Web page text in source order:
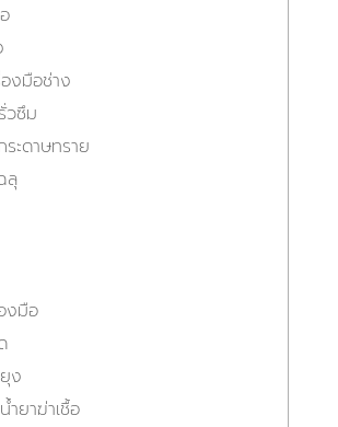
งมือช่าง
วซึม
ะดาษทราย
ลุ
งมือ
ง
ำยาฆ่าเชื้อ